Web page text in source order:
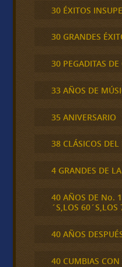
30 ÉXITOS
30 GRANDES
30 PEGADITAS DE
33 AÑOS DE
35 ANIVERSARIO
38 CLÁSICOS
4 GRANDES DE
40 AÑOS DE No.
´S,LOS 60´S,LOS
40 AÑOS
40 CUMBIAS CON